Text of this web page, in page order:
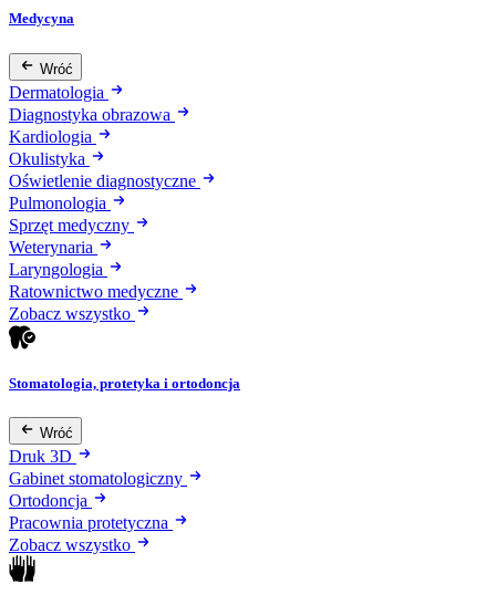
Medycyna
Wróć
Dermatologia
Diagnostyka obrazowa
Kardiologia
Okulistyka
Oświetlenie diagnostyczne
Pulmonologia
Sprzęt medyczny
Weterynaria
Laryngologia
Ratownictwo medyczne
Zobacz wszystko
Stomatologia, protetyka i ortodoncja
Wróć
Druk 3D
Gabinet stomatologiczny
Ortodoncja
Pracownia protetyczna
Zobacz wszystko